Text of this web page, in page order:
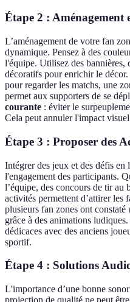
Étape 2 : Aménagement
L’aménagement de votre fan
dynamique. Pensez à des
l'équipe. Utilisez des bannières,
décoratifs pour enrichir le
pour regarder les matchs, une
permet aux supporters de se
courante : éviter le
Cela peut annuler l'impact
Étape 3 : Proposer des
Intégrer des jeux et des défis
l'engagement des participants.
l’équipe, des concours de tir au
activités permettent d’attirer les
plusieurs fan zones ont
grâce à des animations
dédicaces avec des anciens
sportif.
Étape 4 : Solutions
L'importance d’une bonne
projection de qualité ne peut